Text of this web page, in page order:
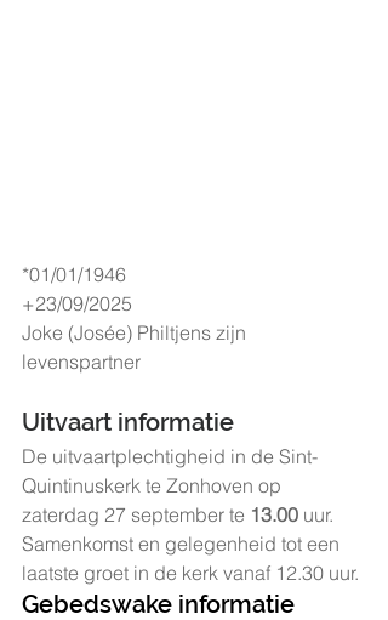
*01/01/1946
+23/09/2025
Joke (Josée) Philtjens zijn
levenspartner
Uitvaart informatie
De uitvaartplechtigheid in de Sint-
Quintinuskerk te Zonhoven op
zaterdag 27 september te 13.00 uur.
Samenkomst en gelegenheid tot een
laatste groet in de kerk vanaf 12.30 uur.
Gebedswake informatie